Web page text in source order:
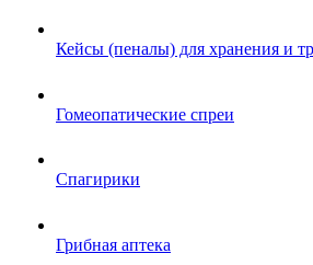
Кейсы (пеналы) для хранения и
Гомеопатические спреи
Спагирики
Грибная аптека